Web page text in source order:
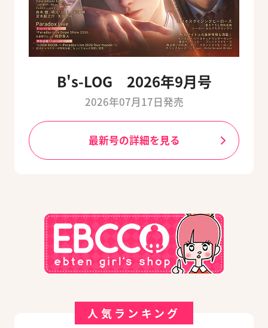
B's-LOG 2026年9月号
2026年07月17日発売
最新号の詳細を見る
人気ランキング